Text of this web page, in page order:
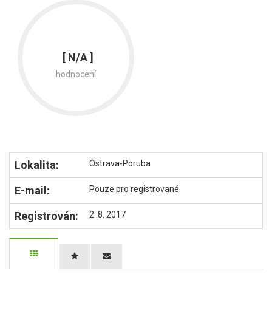
[ N/A ]
hodnocení
Lokalita: Ostrava-Poruba
E-mail: Pouze pro registrované
Registrován: 2. 8. 2017